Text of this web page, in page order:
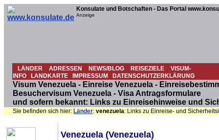
Konsulate und Botschaften - Das Portal
Anzeige
LÄNDER ADRESSEN NEWS/BLOG REISEZIELE
VISUM-
INFO
LANDKARTE IMPRESSUM DATENSCHUTZERKLÄRUNG
Visum Venezuela - Einreise Venezuela -
Besuchervisum Venezuela - Visa Antragsformulare
und sofern bekannt: Links zu Einreisehinweise und
Sie befinden sich hier: Länder: venezuela: Links zu Einreise- und
Venezuela (Venezuela)